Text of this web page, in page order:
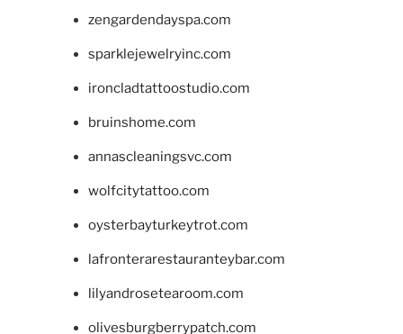
zengardendayspa.com
sparklejewelryinc.com
ironcladtattoostudio.com
bruinshome.com
annascleaningsvc.com
wolfcitytattoo.com
oysterbayturkeytrot.com
lafronterarestauranteybar.com
lilyandrosetearoom.com
olivesburgberrypatch.com